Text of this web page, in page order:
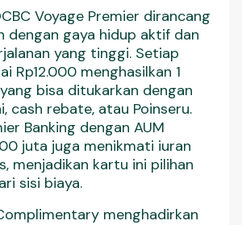
Voyage Premier dirancang
dengan gaya hidup aktif dan
yang tinggi. Setiap
Rp12.000 menghasilkan 1
bisa ditukarkan dengan
cash rebate, atau Poinseru.
Banking dengan AUM
juta juga menikmati iuran
menjadikan kartu ini pilihan
sisi biaya.
menghadirkan